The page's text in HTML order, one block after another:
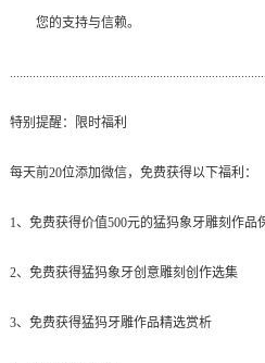
您的支持与信赖。
特别提醒：限时福利
每天前20位添加微信，免费获得以下福利：
1、免费获得价值500元的猛犸象牙雕刻作品
2、免费获得猛犸象牙创意雕刻创作选集
3、免费获得猛犸牙雕作品精选赏析